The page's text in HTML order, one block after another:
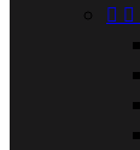
 